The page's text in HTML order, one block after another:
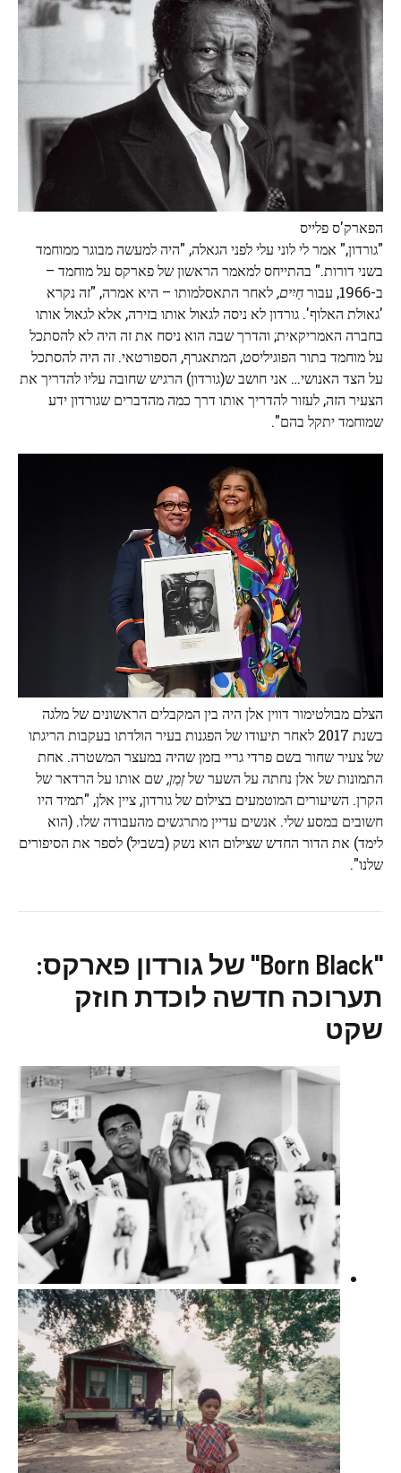
הפארק'ס פלייס
"גורדון," אמר לי לוני עלי לפני הגאלה, "היה למעשה מבוגר ממוחמד
בשני דורות." בהתייחס למאמר הראשון של פארקס על מוחמד –
ב-1966, עבור
חַיִים, לאחר התאסלמותו – היא אמרה, "זה נקרא
'גאולת האלוף'. גורדון לא ניסה לגאול אותו בזירה, אלא לגאול אותו
בחברה האמריקאית; והדרך שבה הוא ניסח את זה היה לא להסתכל
על מוחמד בתור הפוגיליסט, המתאגרף, הספורטאי. זה היה להסתכל
על הצד האנושי… אני חושב ש(גורדון) הרגיש שחובה עליו להדריך את
הצעיר הזה, לעזור להדריך אותו דרך כמה מהדברים שגורדון ידע
שמוחמד יתקל בהם".
הצלם מבולטימור דווין אלן היה בין המקבלים הראשונים של מלגה
בשנת 2017 לאחר תיעודו של הפגנות בעיר הולדתו בעקבות הריגתו
של צעיר שחור בשם פרדי גריי בזמן שהיה במעצר המשטרה. אחת
התמונות של אלן נחתה על השער שלזְמַן, שם אותו על הרדאר של
הקרן. השיעורים המוטמעים בצילום של גורדון, ציין אלן, "תמיד היו
חשובים במסע שלי. אנשים עדיין מתרגשים מהעבודה שלו. (הוא
לימד) את הדור החדש שצילום הוא נשק (בשביל) לספר את הסיפורים
שלנו".
"Born Black" של גורדון פארקס:
תערוכה חדשה לוכדת חוזק
שקט